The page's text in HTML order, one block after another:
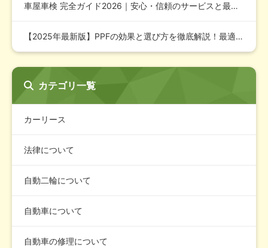
車屋車検 完全ガイド2026｜安心・信頼のサービスと最適な費…
【2025年最新版】PPFの効果と選び方を徹底解説！最適な対…
カテゴリ一覧
カーリース
法律について
自動二輪について
自動車について
自動車の修理について